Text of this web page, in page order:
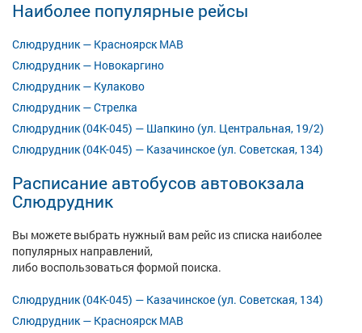
Наиболее популярные рейсы
Слюдрудник — Красноярск МАВ
Слюдрудник — Новокаргино
Слюдрудник — Кулаково
Слюдрудник — Стрелка
Слюдрудник (04К-045) — Шапкино (ул. Центральная, 19/2)
Слюдрудник (04К-045) — Казачинское (ул. Советская, 134)
Расписание автобусов автовокзала
Слюдрудник
Вы можете выбрать нужный вам рейс из списка наиболее
популярных направлений,
либо воспользоваться формой поиска.
Слюдрудник (04К-045) — Казачинское (ул. Советская, 134)
Слюдрудник — Красноярск МАВ